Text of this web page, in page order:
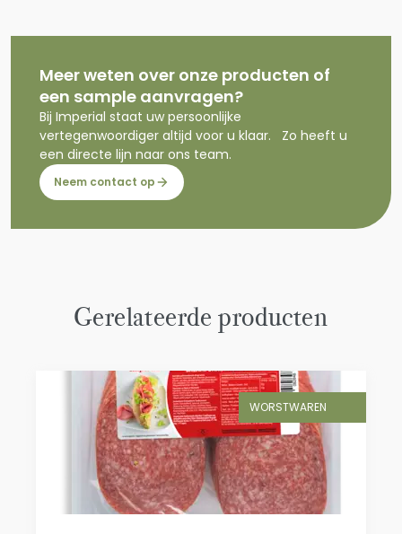
Meer weten over onze producten of
een sample aanvragen?
Bij Imperial staat uw persoonlijke
vertegenwoordiger altijd voor u klaar. Zo heeft u
een directe lijn naar ons team.
Neem contact op
Gerelateerde producten
WORSTWAREN